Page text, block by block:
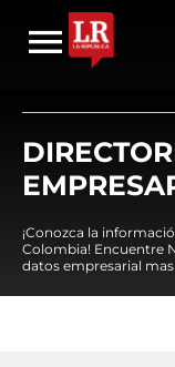
¡Conozca la
Colombia! Encuentre
datos empresarial